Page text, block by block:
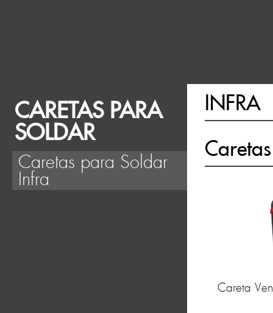
CARETAS PARA
SOLDAR
Caretas para Soldar
Infra
INFRA
Careta